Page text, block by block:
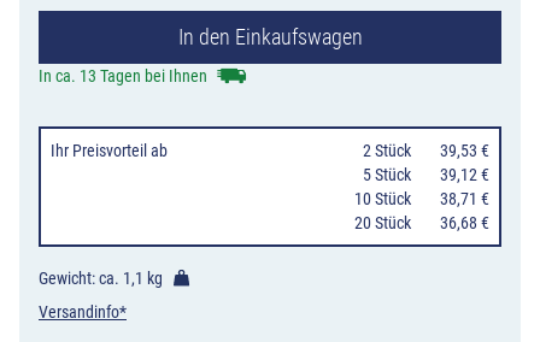
In den Einkaufswagen
In ca. 13 Tagen bei Ihnen
Ihr Preisvorteil ab 2 Stück
39,53 €
5 Stück
39,12 €
10 Stück
38,71 €
20 Stück
36,68 €
Gewicht: ca. 1,1 kg
Versandinfo*